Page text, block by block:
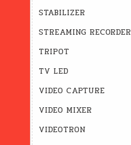
STABILIZER
STREAMING RECORDER
TRIPOT
TV LED
VIDEO CAPTURE
VIDEO MIXER
VIDEOTRON